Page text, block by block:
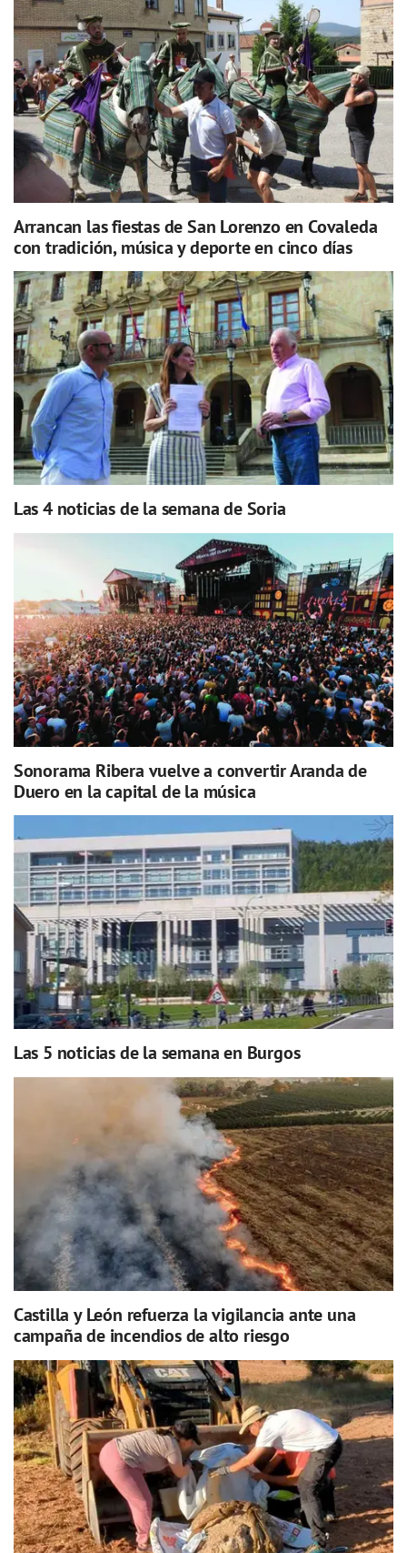
Arrancan las fiestas de San Lorenzo en Covaleda
con tradición, música y deporte en cinco días
Las 4 noticias de la semana de Soria
Sonorama Ribera vuelve a convertir Aranda de
Duero en la capital de la música
Las 5 noticias de la semana en Burgos
Castilla y León refuerza la vigilancia ante una
campaña de incendios de alto riesgo